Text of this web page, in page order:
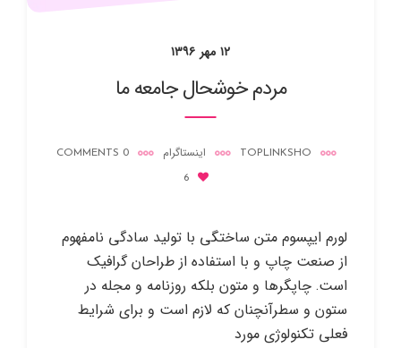
۱۲ مهر ۱۳۹۶
مردم خوشحال جامعه ما
TOPLINKSHO اینستاگرام 0 COMMENTS
6
لورم ایپسوم متن ساختگی با تولید سادگی نامفهوم
از صنعت چاپ و با استفاده از طراحان گرافیک
است. چاپگرها و متون بلکه روزنامه و مجله در
ستون و سطرآنچنان که لازم است و برای شرایط
فعلی تکنولوژی مورد